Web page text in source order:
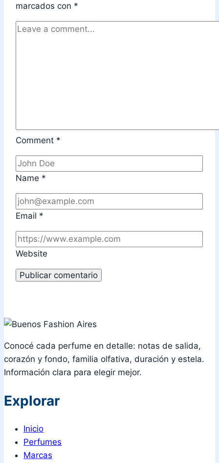
marcados con *
Comment *
Name *
Email *
Website
Conocé cada perfume en detalle: notas de salida,
corazón y fondo, familia olfativa, duración y estela.
Información clara para elegir mejor.
Explorar
Inicio
Perfumes
Marcas